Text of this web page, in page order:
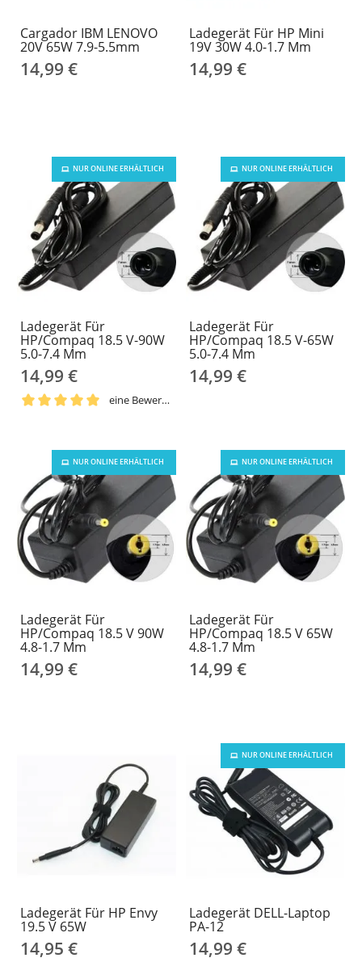
Cargador IBM LENOVO
20V 65W 7.9-5.5mm
14,99 €
Ladegerät Für HP Mini
19V 30W 4.0-1.7 Mm
14,99 €
Ladegerät Für
HP/Compaq 18.5 V-90W
5.0-7.4 Mm
14,99 €
eine Bewertung
NUR ONLINE ERHÄLTLICH
Ladegerät Für
HP/Compaq 18.5 V-65W
5.0-7.4 Mm
14,99 €
NUR ONLINE ERHÄLTLICH
Ladegerät Für
HP/Compaq 18.5 V 90W
4.8-1.7 Mm
14,99 €
NUR ONLINE ERHÄLTLICH
Ladegerät Für
HP/Compaq 18.5 V 65W
4.8-1.7 Mm
14,99 €
NUR ONLINE ERHÄLTLICH
Ladegerät Für HP Envy
19.5 V 65W
14,95 €
Ladegerät DELL-Laptop
PA-12
14,99 €
NUR ONLINE ERHÄLTLICH